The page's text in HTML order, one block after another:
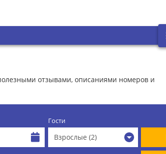
отзывами, описаниями номеров и
Гости
Взрослые (2)